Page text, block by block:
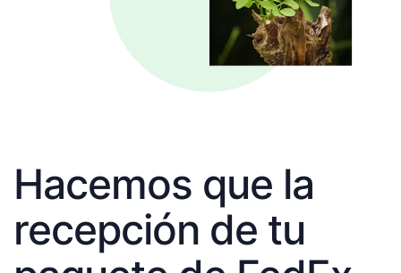
Hacemos que la
recepción de tu